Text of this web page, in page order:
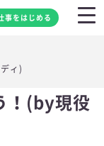
事をはじめる
ィ)
！(by現役